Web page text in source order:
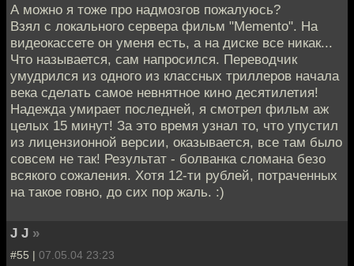
А можно я тоже про надмозгов пожалуюсь?
Взял с локального сервера фильм "Memento". На
видеокассете он уменя есть, а на диске все никак...
Что называется, сам напросился. Переводчик
умудрился из одного из классных триллеров начала
века сделать самое невнятное кино десятилетия!
Надежда умирает последней, я смотрел фильм аж
целых 15 минут! За это время узнал то, что упустил
из лицензионной версии, оказывается, все там было
совсем не так! Результат - болванка сломана безо
всякого сожаления. Хотя 12-ти рублей, потраченных
на такое говно, до сих пор жаль. :)
J J »
#55 | 07.05.04 23:23